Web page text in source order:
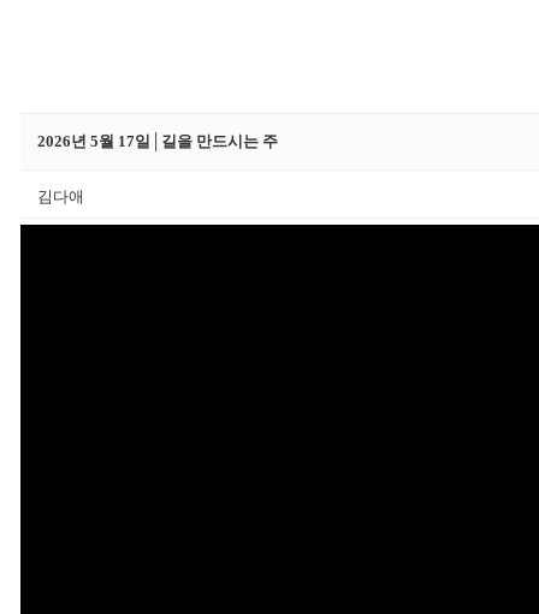
2026년 5월 17일│길을 만드시는 주
김다애